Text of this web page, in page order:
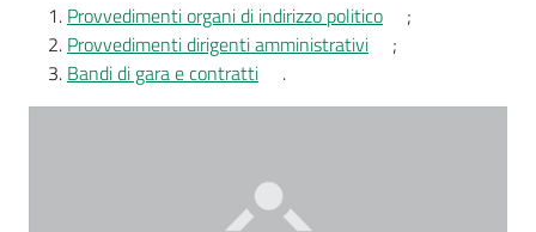
Provvedimenti organi di indirizzo politico
;
Provvedimenti dirigenti amministrativi
;
Bandi di gara e contratti
.